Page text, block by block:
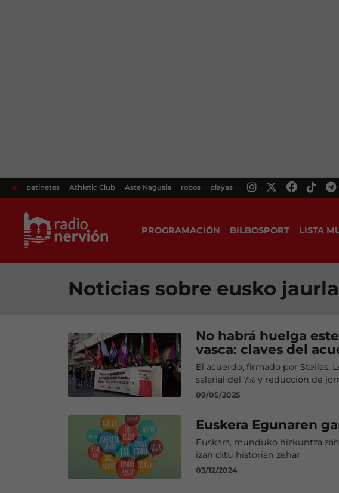
# patinetes Athletic Club Aste Nagusia robos playas
PROGRAMACIÓN BILBOSPORT LISTA
Noticias sobre eusko
No habrá huelga
vasca: claves del
El acuerdo, firmado por Steilas,
salarial del 7% y reducción de
09/05/2025
Euskera Egunaren
Euskara, munduko hizkuntza
izan ditu historian zehar
03/12/2024